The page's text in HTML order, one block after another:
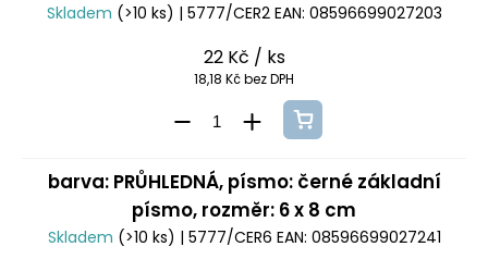
Skladem (>10 ks) | 5777/CER2 EAN: 08596699027203
22 Kč / ks
18,18 Kč bez DPH
barva: PRŮHLEDNÁ, písmo: černé základní
písmo, rozměr: 6 x 8 cm
Skladem (>10 ks) | 5777/CER6 EAN: 08596699027241